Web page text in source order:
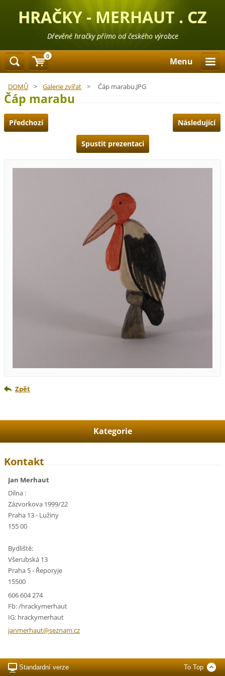
HRAČKY - MERHAUT . CZ
Dřevěné hračky přímo od českého výrobce
Menu
DOMŮ > Galerie zvířat > Čáp marabu.JPG
Čáp marabu
Předchozí Následující
Spustit prezentaci
Zpět
Kategorie
Kontakt
Jan Merhaut
Dílna :
Zázvorkova 1999/22
Praha 13 - Lužiny
155 00
Bydliště:
Všerubská 13
Praha 5 - Řeporyje
15500
606 604 274
Fb: /hrackymerhaut
IG: hrackymerhaut
janmerhaut@seznam.cz
Standardní verze To Top
0